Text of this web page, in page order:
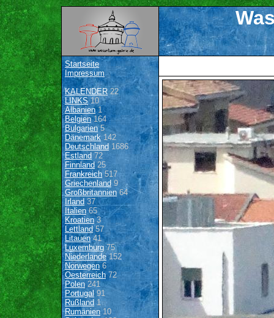
Startseite
Impressum
KALENDER22
LINKS10
Albanien1
Belgien164
Bulgarien 5
Dänemark142
Deutschland 1686
Estland 72
Finnland 25
Frankreich517
Griechenland9
Großbritannien64
Irland 37
Italien65
Kroatien3
Lettland57
Litauen41
Luxemburg 75
Niederlande152
Norwegen6
Oesterreich72
Polen 241
Portugal91
Rußland 1
Rumänien10